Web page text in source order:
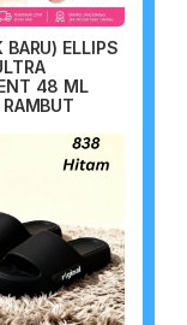
BARU) ELLIPS
48 ML